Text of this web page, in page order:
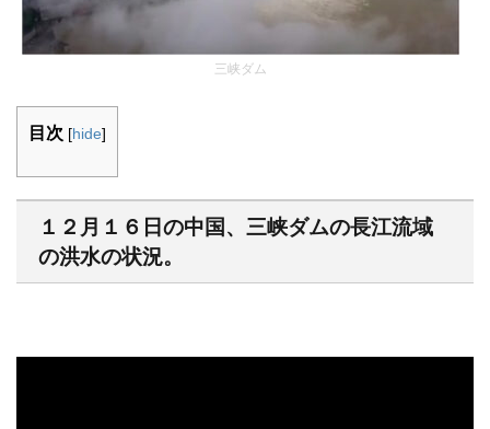
三峡ダム
目次 [hide]
１２月１６日の中国、三峡ダムの長江流域
の洪水の状況。